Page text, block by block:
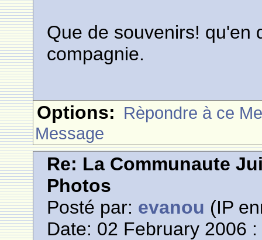
Que de souvenirs! qu'en
compagnie.
Options: Rèpondre à ce
Message
Re: La Communaute
Photos
Posté par: evanou (IP
Date: 02 February 2006